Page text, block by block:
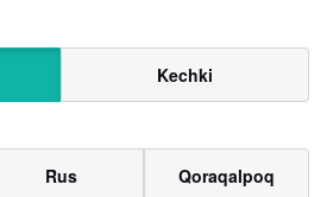
Kechki
Rus Qoraqalpoq